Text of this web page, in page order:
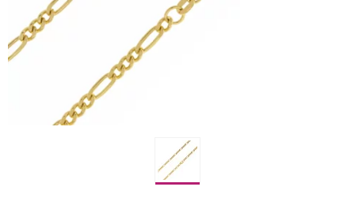
Edition
Designs